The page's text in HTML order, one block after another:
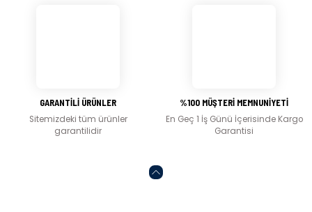
GARANTİLİ ÜRÜNLER
Sitemizdeki tüm ürünler
garantilidir
%100 MÜŞTERİ MEMNUNİYETİ
En Geç 1 İş Günü İçerisinde Kargo
Garantisi